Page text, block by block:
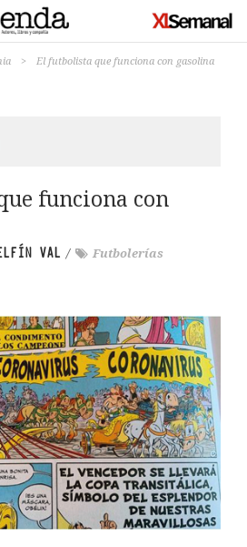
> El futbolista que funciona con gasolina
funciona con
VAL / Futbolerías